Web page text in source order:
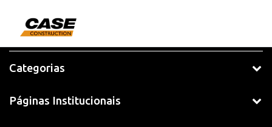
Categorias
Páginas Institucionais